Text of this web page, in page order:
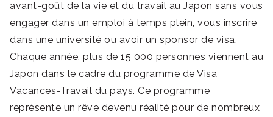
avant-goût de la vie et du travail au Japon sans vous
engager dans un emploi à temps plein, vous inscrire
dans une université ou avoir un sponsor de visa.
Chaque année, plus de 15 000 personnes viennent au
Japon dans le cadre du programme de Visa
Vacances-Travail du pays. Ce programme
représente un rêve devenu réalité pour de nombreux